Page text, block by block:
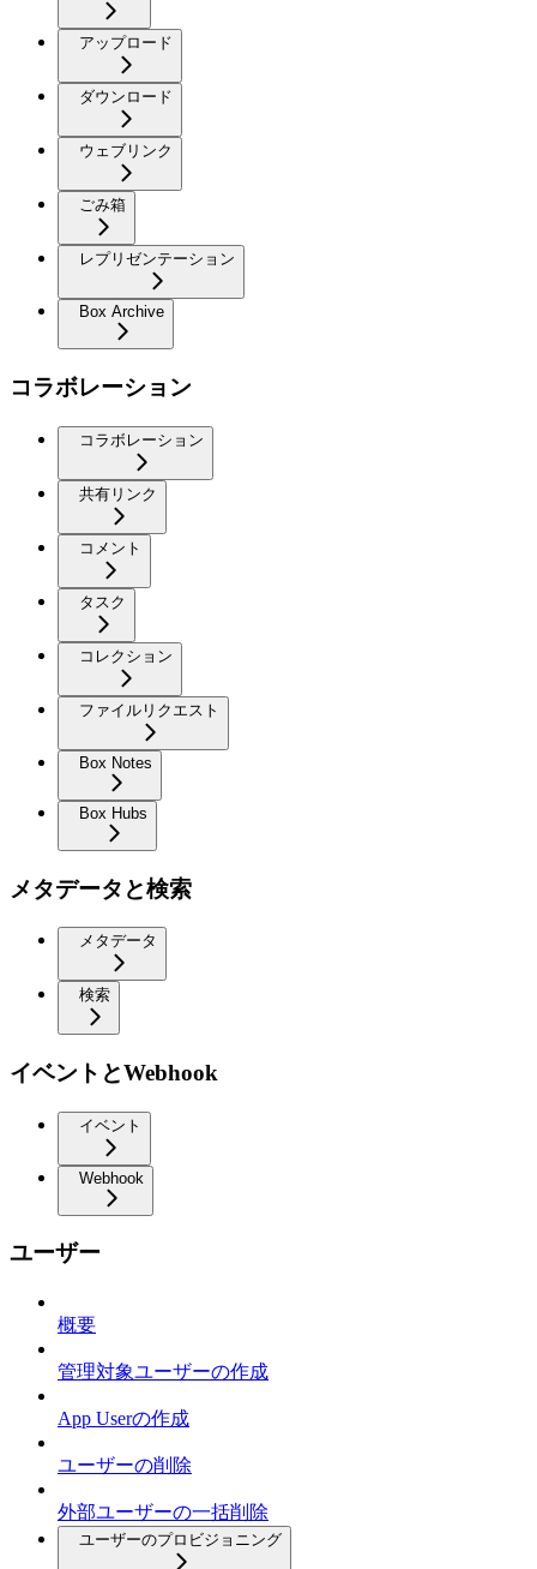
アップロード
ダウンロード
ウェブリンク
ごみ箱
レプリゼンテーション
Box Archive
コラボレーション
コラボレーション
共有リンク
コメント
タスク
コレクション
ファイルリクエスト
Box Notes
Box Hubs
メタデータと検索
メタデータ
検索
イベントとWebhook
イベント
Webhook
ユーザー
概要
管理対象ユーザーの作成
App Userの作成
ユーザーの削除
外部ユーザーの一括削除
ユーザーのプロビジョニング